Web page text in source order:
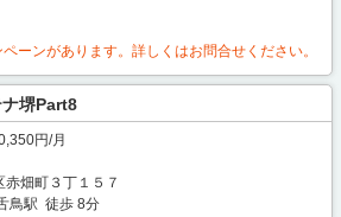
ーンがあります。詳しくはお問合せください。
堺Part8
円/月
赤畑町３丁１５７
鳥駅 徒歩 8分